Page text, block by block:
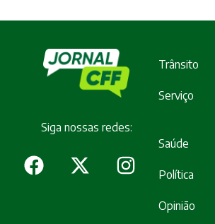
Siga nossas redes:
Trânsito
Serviço
Saúde
Política
Opinião